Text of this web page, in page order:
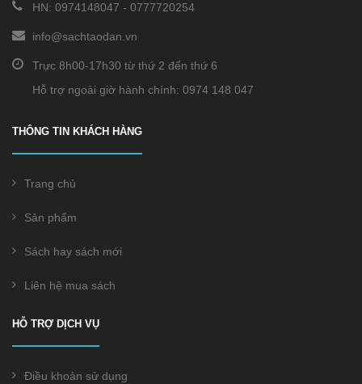
HN: 0974148047 - 0777720254
info@sachtaodan.vn
Trực 8h00-17h30 từ thứ 2 đến thứ 6
Hỗ trợ ngoài giờ hành chính: 0974 148 047
THÔNG TIN KHÁCH HÀNG
Trang chủ
Sản phẩm
Sách hay sách mới
Liên hệ mua sách
HỖ TRỢ DỊCH VỤ
Điều khoản sử dụng